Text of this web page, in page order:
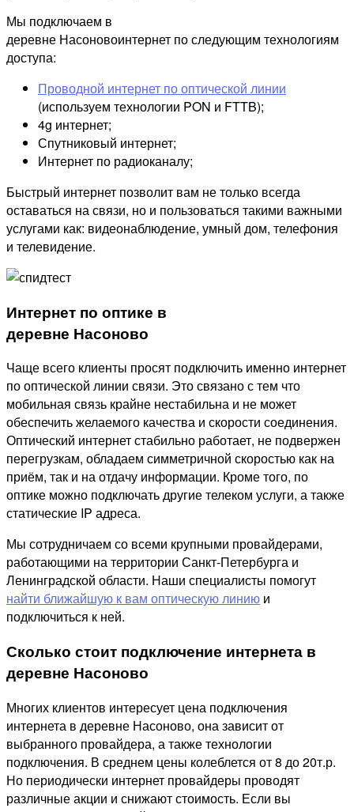
Мы подключаем в
деревне Насоновоинтернет по следующим технологиям
доступа:
Проводной интернет по оптической линии
(используем технологии PON и FTTB);
4g интернет;
Спутниковый интернет;
Интернет по радиоканалу;
Быстрый интернет позволит вам не только всегда
оставаться на связи, но и пользоваться такими важными
услугами как: видеонаблюдение, умный дом, телефония
и телевидение.
Интернет по оптике в
деревне Насоново
Чаще всего клиенты просят подключить именно интернет
по оптической линии связи. Это связано с тем что
мобильная связь крайне нестабильна и не может
обеспечить желаемого качества и скорости соединения.
Оптический интернет стабильно работает, не подвержен
перегрузкам, обладаем симметричной скоростью как на
приём, так и на отдачу информации. Кроме того, по
оптике можно подключать другие телеком услуги, а также
статические IP адреса.
Мы сотрудничаем со всеми крупными провайдерами,
работающими на территории Санкт-Петербурга и
Ленинградской области. Наши специалисты помогут
найти ближайшую к вам оптическую линию и
подключиться к ней.
Сколько стоит подключение интернета в
деревне Насоново
Многих клиентов интересует цена подключения
интернета в деревне Насоново, она зависит от
выбранного провайдера, а также технологии
подключения. В среднем цены колеблется от 8 до 20т.р.
Но периодически интернет провайдеры проводят
различные акции и снижают стоимость. Если вы